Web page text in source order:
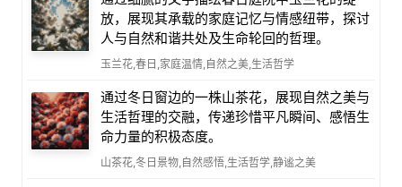
放，展现其承载的家庭记忆与情感纽带，探讨
人与自然和谐共处及生命轮回的哲理。
玉兰花,春日,家庭温情,自然之美,生活哲学
通过冬日窗边的一株山茶花，展现自然之美与
生活哲理的交融，传递珍惜平凡瞬间、感悟生
命力量的积极态度。
山茶花,冬日景物,自然感悟,生活哲学,静谧之美